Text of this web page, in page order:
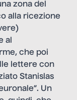
zona del
alla ricezione
al
che poi
lettere con
Stanislas
Un